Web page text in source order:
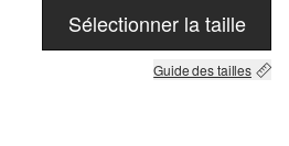
Sélectionner la taille
Guide des tailles